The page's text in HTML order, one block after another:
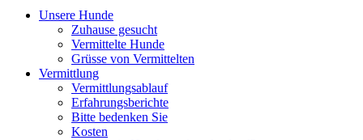
Unsere Hunde
Zuhause gesucht
Vermittelte Hunde
Grüsse von Vermittelten
Vermittlung
Vermittlungsablauf
Erfahrungsberichte
Bitte bedenken Sie
Kosten